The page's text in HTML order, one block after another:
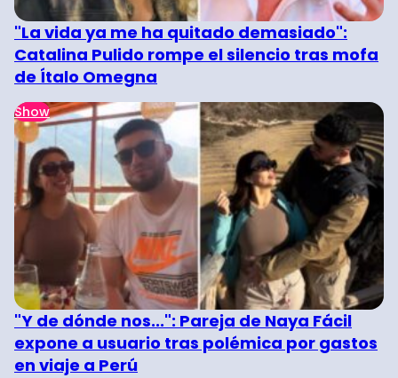
"La vida ya me ha quitado demasiado":
Catalina Pulido rompe el silencio tras mofa
de Ítalo Omegna
Show
"Y de dónde nos...": Pareja de Naya Fácil
expone a usuario tras polémica por gastos
en viaje a Perú